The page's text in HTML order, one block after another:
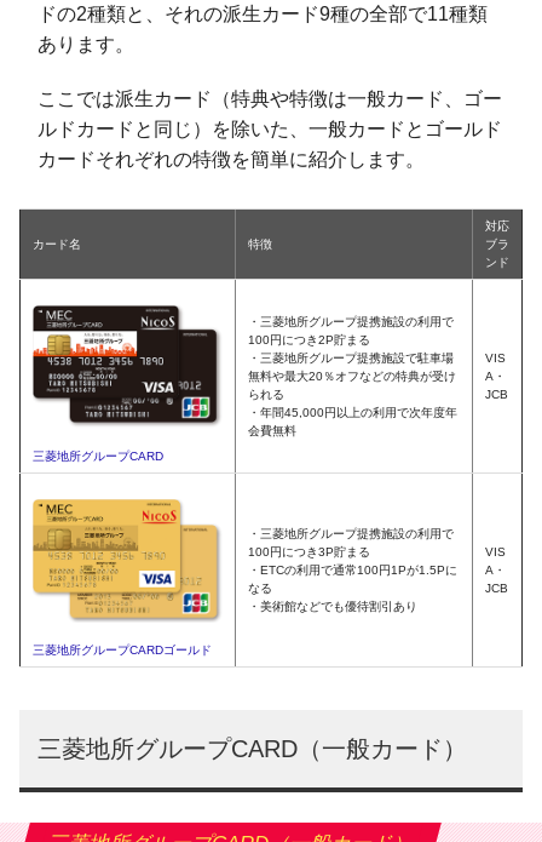
ドの2種類と、それの派生カード9種の全部で11種類
あります。
ここでは派生カード（特典や特徴は一般カード、ゴー
ルドカードと同じ）を除いた、一般カードとゴールド
カードそれぞれの特徴を簡単に紹介します。
カード名 特徴
対応
ブラ
ンド
三菱地所グループCARD
・三菱地所グループ提携施設の利用で
100円につき2P貯まる
・三菱地所グループ提携施設で駐車場
無料や最大20％オフなどの特典が受け
られる
・年間45,000円以上の利用で次年度年
会費無料
VIS
A・
JCB
三菱地所グループCARDゴールド
・三菱地所グループ提携施設の利用で
100円につき3P貯まる
・ETCの利用で通常100円1Pが1.5Pに
なる
・美術館などでも優待割引あり
VIS
A・
JCB
三菱地所グループCARD（一般カード）